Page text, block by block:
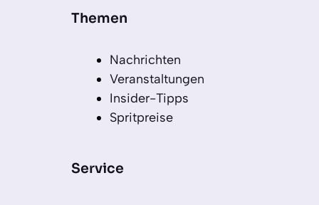
Themen
Nachrichten
Veranstaltungen
Insider-Tipps
Spritpreise
Service